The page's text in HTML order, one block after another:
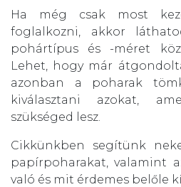
Ha még csak most
foglalkozni, akkor
pohártípus és -méret
Lehet, hogy már
azonban a poharak
kiválasztani azokat,
szükséged lesz.
Cikkünkben segítünk
papírpoharakat, valamint
való és mit érdemes belőle